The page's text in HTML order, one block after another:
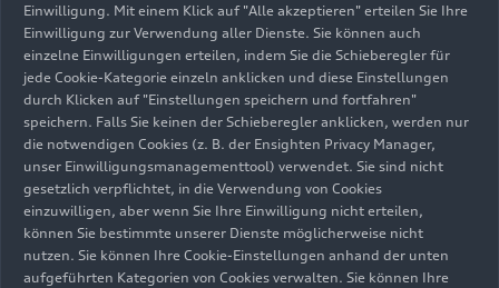
Heckleuchten mit vier wählbaren
Schlusslichtdesigns komplettieren das erweiterte
Lichtangebot. Neue Räder, Farben, Dekoreinlagen
sowie Sitze mit Kontrastnähten betonen die
Spitzenposition unter den Q-Modellen. Die Preise
für den neuen Audi Q8 starten bei 86.700 Euro.
08.11.2023 Modelle
Einwilligung. Mit einem Klick auf "Alle akzeptieren" erteilen Sie Ihre
Einwilligung zur Verwendung aller Dienste. Sie können auch
einzelne Einwilligungen erteilen, indem Sie die Schieberegler für
jede Cookie-Kategorie einzeln anklicken und diese Einstellungen
durch Klicken auf "Einstellungen speichern und fortfahren"
speichern. Falls Sie keinen der Schieberegler anklicken, werden nur
die notwendigen Cookies (z. B. der Ensighten Privacy Manager,
unser Einwilligungsmanagementtool) verwendet. Sie sind nicht
gesetzlich verpflichtet, in die Verwendung von Cookies
einzuwilligen, aber wenn Sie Ihre Einwilligung nicht erteilen,
können Sie bestimmte unserer Dienste möglicherweise nicht
nutzen. Sie können Ihre Cookie-Einstellungen anhand der unten
aufgeführten Kategorien von Cookies verwalten. Sie können Ihre